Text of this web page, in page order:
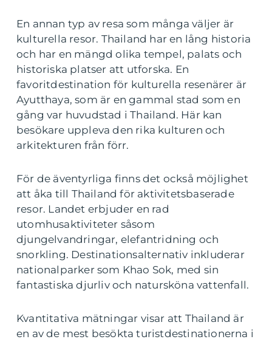
En annan typ av resa som många väljer är
kulturella resor. Thailand har en lång historia
och har en mängd olika tempel, palats och
historiska platser att utforska. En
favoritdestination för kulturella resenärer är
Ayutthaya, som är en gammal stad som en
gång var huvudstad i Thailand. Här kan
besökare uppleva den rika kulturen och
arkitekturen från förr.
För de äventyrliga finns det också möjlighet
att åka till Thailand för aktivitetsbaserade
resor. Landet erbjuder en rad
utomhusaktiviteter såsom
djungelvandringar, elefantridning och
snorkling. Destinationsalternativ inkluderar
nationalparker som Khao Sok, med sin
fantastiska djurliv och natursköna vattenfall.
Kvantitativa mätningar visar att Thailand är
en av de mest besökta turistdestinationerna i